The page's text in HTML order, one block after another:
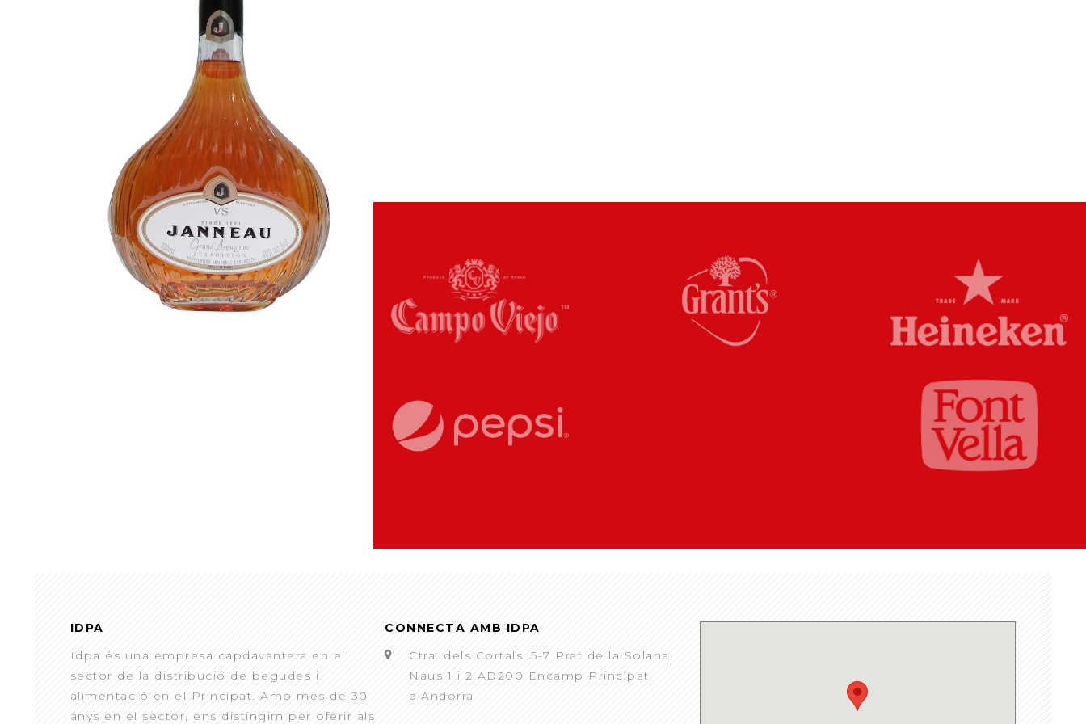
IDPA
Idpa és una empresa capdavantera en el
sector de la distribució de begudes i
alimentació en el Principat. Amb més de 30
anys en el sector, ens distingim per oferir als
CONNECTA AMB IDPA
Ctra. dels Cortals, 5-7 Prat de la Solana,
Naus 1 i 2 AD200 Encamp Principat
d’Andorra